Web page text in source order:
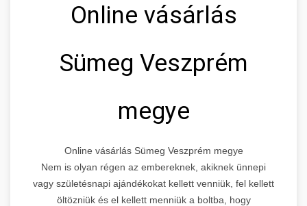
Online vásárlás
Sümeg Veszprém
megye
Online vásárlás Sümeg Veszprém megye
Nem is olyan régen az embereknek, akiknek ünnepi
vagy születésnapi ajándékokat kellett venniük, fel kellett
öltözniük és el kellett menniük a boltba, hogy